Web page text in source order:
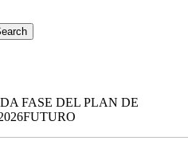
FASE DEL PLAN DE